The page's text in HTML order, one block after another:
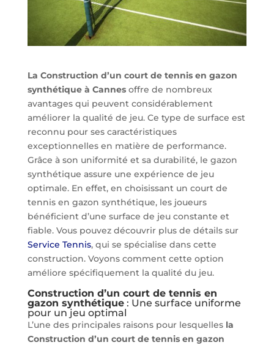
La Construction d’un court de tennis en gazon
synthétique à Cannesoffre de nombreux
avantages qui peuvent considérablement
améliorer la qualité de jeu. Ce type de surface est
reconnu pour ses caractéristiques
exceptionnelles en matière de performance.
Grâce à son uniformité et sa durabilité, le gazon
synthétique assure une expérience de jeu
optimale. En effet, en choisissant un court de
tennis en gazon synthétique, les joueurs
bénéficient d’une surface de jeu constante et
fiable. Vous pouvez découvrir plus de détails sur
Service Tennis, qui se spécialise dans cette
construction. Voyons comment cette option
améliore spécifiquement la qualité du jeu.
Construction d’un court de tennis en
gazon synthétique: Une surface uniforme
pour un jeu optimal
L’une des principales raisons pour lesquelles la
Construction d’un court de tennis en gazon